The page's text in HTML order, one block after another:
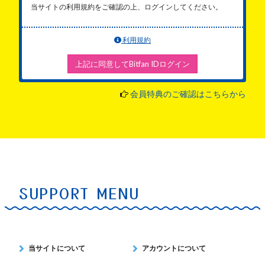
当サイトの利用規約をご確認の上、ログインしてください。
利用規約
上記に同意してBitfan IDログイン
会員特典のご確認はこちらから
SUPPORT MENU
当サイトについて アカウントについて